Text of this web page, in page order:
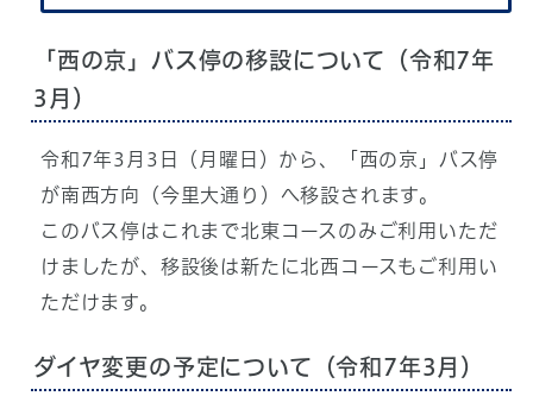
「西の京」バス停の移設について（令和7年
3月）
令和7年3月3日（月曜日）から、「西の京」バス停
が南西方向（今里大通り）へ移設されます。
このバス停はこれまで北東コースのみご利用いただ
けましたが、移設後は新たに北西コースもご利用い
ただけます。
ダイヤ変更の予定について（令和7年3月）